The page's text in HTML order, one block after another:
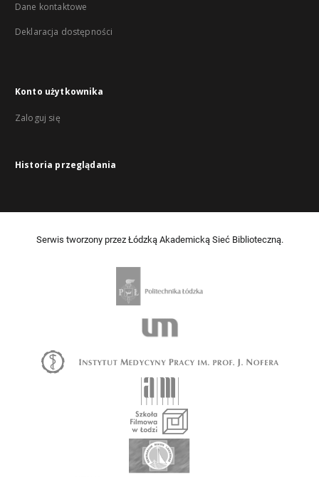
Dane kontaktowe
Deklaracja dostępności
Konto użytkownika
Zaloguj się
Historia przeglądania
Serwis tworzony przez Łódzką Akademicką Sieć Biblioteczną.